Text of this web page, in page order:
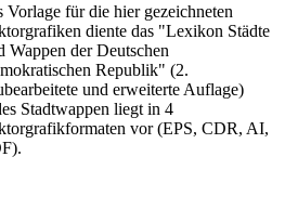
Vorlage für die hier gezeichneten
diente das "Lexikon Städte
Wappen der Deutschen
Republik" (2.
und erweiterte Auflage)
Stadtwappen liegt in 4
vor (EPS, CDR, AI,